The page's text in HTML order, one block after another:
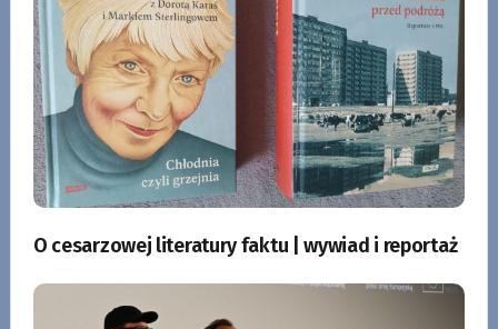
O cesarzowej literatury faktu | wywiad i reportaż